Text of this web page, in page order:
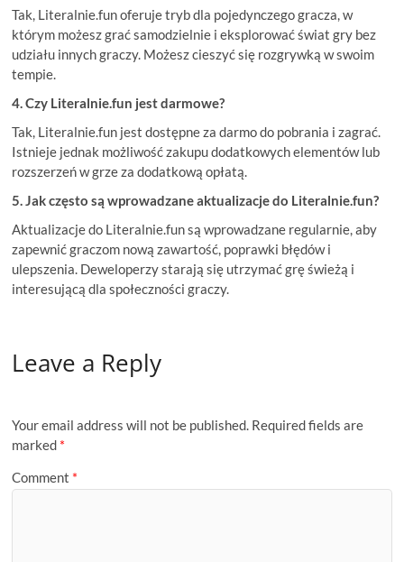
Tak, Literalnie.fun oferuje tryb dla pojedynczego gracza, w
którym możesz grać samodzielnie i eksplorować świat gry bez
udziału innych graczy. Możesz cieszyć się rozgrywką w swoim
tempie.
4. Czy Literalnie.fun jest darmowe?
Tak, Literalnie.fun jest dostępne za darmo do pobrania i zagrać.
Istnieje jednak możliwość zakupu dodatkowych elementów lub
rozszerzeń w grze za dodatkową opłatą.
5. Jak często są wprowadzane aktualizacje do Literalnie.fun?
Aktualizacje do Literalnie.fun są wprowadzane regularnie, aby
zapewnić graczom nową zawartość, poprawki błędów i
ulepszenia. Deweloperzy starają się utrzymać grę świeżą i
interesującą dla społeczności graczy.
Leave a Reply
Your email address will not be published. Required fields are
marked *
Comment *